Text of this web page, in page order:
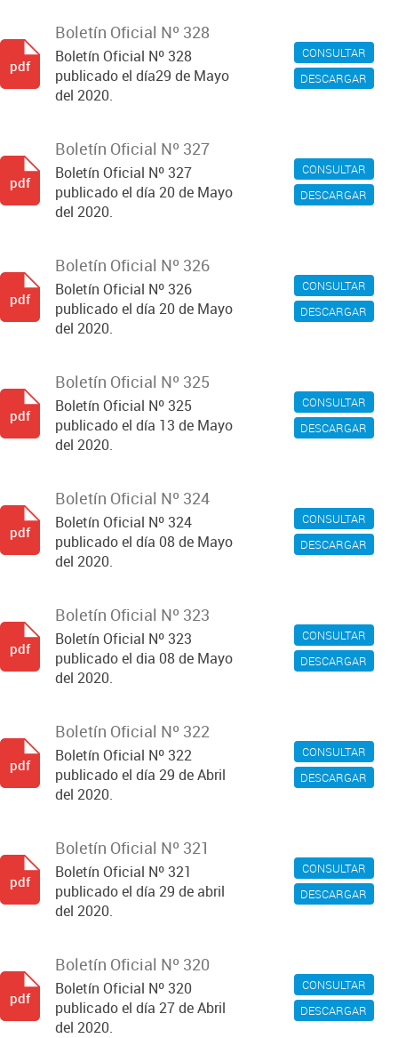
CONSULTAR
DESCARGAR
Boletín Oficial Nº 328
Boletín Oficial Nº 328
publicado el día29 de Mayo
del 2020.
pdf
CONSULTAR
DESCARGAR
Boletín Oficial Nº 327
Boletín Oficial Nº 327
publicado el día 20 de Mayo
del 2020.
pdf
CONSULTAR
DESCARGAR
Boletín Oficial Nº 326
Boletín Oficial Nº 326
publicado el día 20 de Mayo
del 2020.
pdf
CONSULTAR
DESCARGAR
Boletín Oficial Nº 325
Boletín Oficial Nº 325
publicado el día 13 de Mayo
del 2020.
pdf
CONSULTAR
DESCARGAR
Boletín Oficial Nº 324
Boletín Oficial Nº 324
publicado el día 08 de Mayo
del 2020.
pdf
CONSULTAR
DESCARGAR
Boletín Oficial Nº 323
Boletín Oficial Nº 323
publicado el dia 08 de Mayo
del 2020.
pdf
CONSULTAR
DESCARGAR
Boletín Oficial Nº 322
Boletín Oficial Nº 322
publicado el día 29 de Abril
del 2020.
pdf
CONSULTAR
DESCARGAR
Boletín Oficial Nº 321
Boletín Oficial Nº 321
publicado el día 29 de abril
del 2020.
pdf
CONSULTAR
DESCARGAR
Boletín Oficial Nº 320
Boletín Oficial Nº 320
publicado el día 27 de Abril
del 2020.
pdf